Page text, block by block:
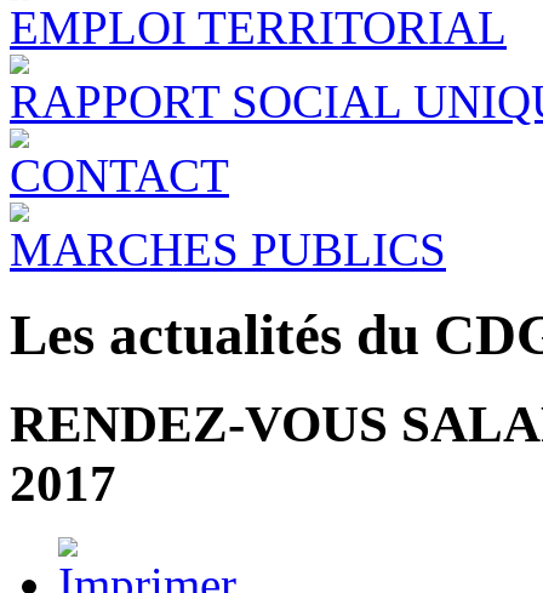
EMPLOI TERRITORIAL
RAPPORT SOCIAL
CONTACT
MARCHES PUBLICS
Les actualités du
RENDEZ-VOUS
2017